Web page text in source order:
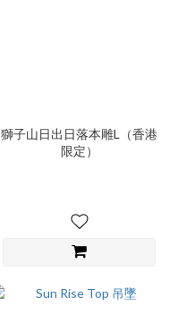
獅子山日出日落本雕L（香港
限定）